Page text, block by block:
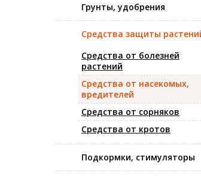
Грунты, удобрения
Средства защиты
Средства от болезней
растений
Средства от насекомых,
вредителей
Средства от сорняков
Средства от кротов
Подкормки, стимуляторы